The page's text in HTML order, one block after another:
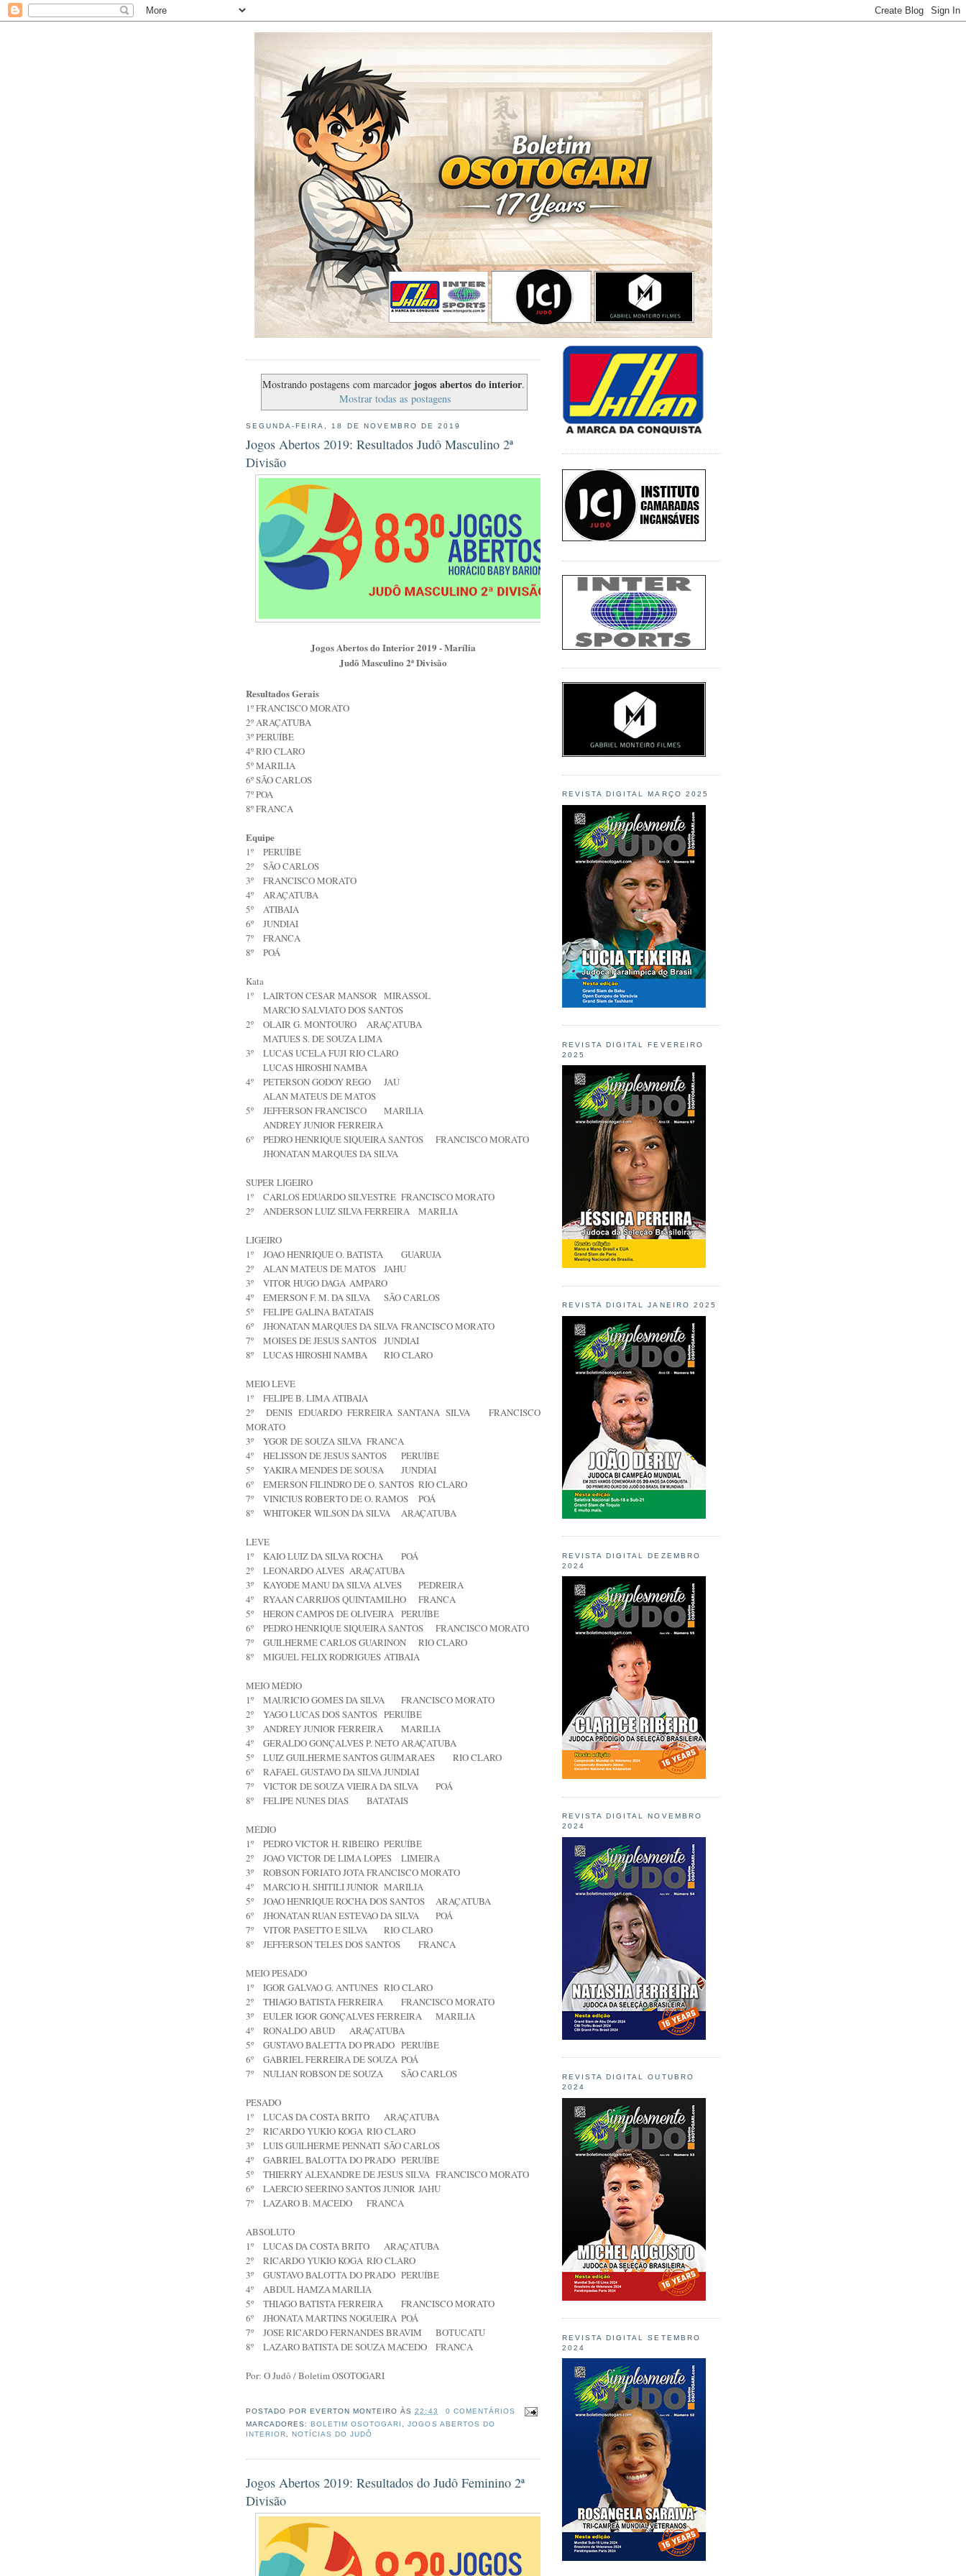
Mostrando postagens com marcador jogos abertos do interior.
Mostrar todas as postagens
SEGUNDA-FEIRA, 18 DE NOVEMBRO DE 2019
Jogos Abertos 2019: Resultados Judô Masculino 2ª
Divisão
Jogos Abertos do Interior 2019 - Marília
Judô Masculino 2ª Divisão
Resultados Gerais
1º FRANCISCO MORATO
2º ARAÇATUBA
3º PERUÍBE
4º RIO CLARO
5º MARILIA
6º SÃO CARLOS
7º POA
8º FRANCA
Equipe
1º
PERUÍBE
2º
SÃO CARLOS
3º
FRANCISCO MORATO
4º
ARAÇATUBA
5º
ATIBAIA
6º
JUNDIAI
7º
FRANCA
8º
POÁ
Kata
1º
LAIRTON CESAR MANSOR MIRASSOL
MARCIO SALVIATO DOS SANTOS
2º
OLAIR G. MONTOURO
ARAÇATUBA
MATUES S. DE SOUZA LIMA
3º
LUCAS UCELA FUJI RIO CLARO
LUCAS HIROSHI NAMBA
4º
PETERSON GODOY REGO
JAÚ
ALAN MATEUS DE MATOS
5º
JEFFERSON FRANCISCO
MARILIA
ANDREY JUNIOR FERREIRA
6º
PEDRO HENRIQUE SIQUEIRA SANTOS
FRANCISCO MORATO
JHONATAN MARQUES DA SILVA
SUPER LIGEIRO
1º
CARLOS EDUARDO SILVESTRE FRANCISCO MORATO
2º
ANDERSON LUIZ SILVA FERREIRA MARILIA
LIGEIRO
1º
JOAO HENRIQUE O. BATISTA
GUARUJA
2º
ALAN MATEUS DE MATOS
JAHU
3º
VITOR HUGO DAGA AMPARO
4º
EMERSON F. M. DA SILVA
SÃO CARLOS
5º
FELIPE GALINABATATAIS
6º
JHONATAN MARQUES DA SILVA FRANCISCO MORATO
7º
MOISES DE JESUS SANTOS JUNDIAI
8º
LUCAS HIROSHI NAMBA RIO CLARO
MEIO LEVE
1º
FELIPE B. LIMAATIBAIA
2º
DENIS EDUARDO FERREIRA SANTANA SILVA
FRANCISCO
MORATO
3º
YGOR DE SOUZA SILVA FRANCA
4º
HELISSON DE JESUS SANTOS
PERUÍBE
5º
YAKIRA MENDES DE SOUSA
JUNDIAI
6º
EMERSON FILINDRO DE O. SANTOS RIO CLARO
7º
VINICIUS ROBERTO DE O. RAMOS
POÁ
8º
WHITOKER WILSON DA SILVA ARAÇATUBA
LEVE
1º
KAIO LUIZ DA SILVA ROCHA
POÁ
2º
LEONARDO ALVES ARAÇATUBA
3º
KAYODE MANU DA SILVA ALVES
PEDREIRA
4º
RYAAN CARRIJOS QUINTAMILHO
FRANCA
5º
HERON CAMPOS DE OLIVEIRA PERUÍBE
6º
PEDRO HENRIQUE SIQUEIRA SANTOS
FRANCISCO MORATO
7º
GUILHERME CARLOS GUARINON
RIO CLARO
8º
MIGUEL FELIX RODRIGUES ATIBAIA
MEIO MÉDIO
1º
MAURICIO GOMES DA SILVA
FRANCISCO MORATO
2º
YAGO LUCAS DOS SANTOS PERUÍBE
3º
ANDREY JUNIOR FERREIRA
MARILIA
4º
GERALDO GONÇALVES P. NETOARAÇATUBA
5º
LUIZ GUILHERME SANTOS GUIMARAES
RIO CLARO
6º
RAFAEL GUSTAVO DA SILVAJUNDIAI
7º
VICTOR DE SOUZA VIEIRA DA SILVA
POÁ
8º
FELIPE NUNES DIAS BATATAIS
MÉDIO
1º
PEDRO VICTOR H. RIBEIRO PERUÍBE
2º
JOAO VICTOR DE LIMA LOPES
LIMEIRA
3º
ROBSON FORIATO JOTAFRANCISCO MORATO
4º
MARCIO H. SHITILI JUNIOR MARILIA
5º
JOAO HENRIQUE ROCHA DOS SANTOS
ARAÇATUBA
6º
JHONATAN RUAN ESTEVAO DA SILVA
POÁ
7º
VITOR PASETTO E SILVA
RIO CLARO
8º
JEFFERSON TELES DOS SANTOS FRANCA
MEIO PESADO
1º
IGOR GALVAO G. ANTUNES RIO CLARO
2º
THIAGO BATISTA FERREIRA
FRANCISCO MORATO
3º
EULER IGOR GONÇALVES FERREIRA
MARILIA
4º
RONALDO ABUD
ARAÇATUBA
5º
GUSTAVO BALETTA DO PRADO PERUÍBE
6º
GABRIEL FERREIRA DE SOUZA POÁ
7º
NULIAN ROBSON DE SOUZA SÃO CARLOS
PESADO
1º
LUCAS DA COSTA BRITO
ARAÇATUBA
2º
RICARDO YUKIO KOGA RIO CLARO
3º
LUIS GUILHERME PENNATI SÃO CARLOS
4º
GABRIEL BALOTTA DO PRADO PERUÍBE
5º
THIERRY ALEXANDRE DE JESUS SILVA FRANCISCO MORATO
6º
LAERCIO SEERINO SANTOS JUNIOR JAHU
7º
LAZARO B. MACEDO FRANCA
ABSOLUTO
1º
LUCAS DA COSTA BRITO
ARAÇATUBA
2º
RICARDO YUKIO KOGA RIO CLARO
3º
GUSTAVO BALOTTA DO PRADO PERUÍBE
4º
ABDUL HAMZAMARILIA
5º
THIAGO BATISTA FERREIRA
FRANCISCO MORATO
6º
JHONATA MARTINS NOGUEIRA POÁ
7º
JOSE RICARDO FERNANDES BRAVIM
BOTUCATU
8º
LAZARO BATISTA DE SOUZA MACEDO FRANCA
Por: O Judô / Boletim OSOTOGARI
POSTADO POREVERTON MONTEIRO ÀS22:43
0 COMENTÁRIOS
MARCADORES:BOLETIM OSOTOGARI ,JOGOS ABERTOS DO
INTERIOR
,NOTÍCIAS DO JUDÔ
Jogos Abertos 2019: Resultados do Judô Feminino 2ª
Divisão
REVISTA DIGITAL MARÇO 2025
REVISTA DIGITAL FEVEREIRO
2025
REVISTA DIGITAL JANEIRO 2025
REVISTA DIGITAL DEZEMBRO
2024
REVISTA DIGITAL NOVEMBRO
2024
REVISTA DIGITAL OUTUBRO
2024
REVISTA DIGITAL SETEMBRO
2024